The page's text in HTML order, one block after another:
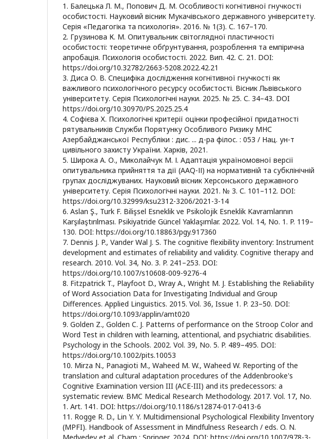
1. Балецька Л. М., Попович Д. М. Особливості когнітивної гнучкості
особистості. Науковий вісник Мукачівського державного університету.
Серія «Педагогіка та психологія». 2016. № 1(3). С. 167–170.
2. Грузинова К. М. Опитувальник світоглядної пластичності
особистості: теоретичне обґрунтування, розроблення та емпірична
апробація. Психологія особистості. 2022. Вип. 42. С. 21. DOI:
https://doi.org/10.32782/2663-5208.2022.42.21
3. Диса О. В. Специфіка дослідження когнітивної гнучкості як
важливого психологічного ресурсу особистості. Вісник Львівського
університету. Серія Психологічні науки. 2025. № 25. С. 34–43. DOI
https://doi.org/10.30970/PS.2025.25.4
4. Софієва Х. Психологічні критерії оцінки професійної придатності
рятувальників Служби Порятунку Особливого Ризику МНС
Азербайджанської Республіки : дис. ... д-ра філос. : 053 / Нац. ун-т
цивільного захисту України. Харків, 2021.
5. Широка А. О., Миколайчук М. І. Адаптація україномовної версії
опитувальника прийняття та дії (ААQ-ІІ) на нормативній та субклінічній
групах досліджуваних. Науковий вісник Херсонського державного
університету. Серія Психологічні науки. 2021. № 3. С. 101–112. DOI:
https://doi.org/10.32999/ksu2312-3206/2021-3-14
6. Aslan Ş., Turk F. Bilişsel Esneklik ve Psikolojik Esneklik Kavramlarının
Karşılaştırılması. Psikiyatride Güncel Yaklaşımlar. 2022. Vol. 14, No. 1. P. 119–
130. DOI: https://doi.org/10.18863/pgy.917360
7. Dennis J. P., Vander Wal J. S. The cognitive flexibility inventory: Instrument
development and estimates of reliability and validity. Cognitive therapy and
research. 2010. Vol. 34, No. 3. P. 241–253. DOI:
https://doi.org/10.1007/s10608-009-9276-4
8. Fitzpatrick T., Playfoot D., Wray A., Wright M. J. Establishing the Reliability
of Word Association Data for Investigating Individual and Group
Differences. Applied Linguistics. 2015. Vol. 36, Issue 1. P. 23–50. DOI:
https://doi.org/10.1093/applin/amt020
9. Golden Z., Golden C. J. Patterns of performance on the Stroop Color and
Word Test in children with learning, attentional, and psychiatric disabilities.
Psychology in the Schools. 2002. Vol. 39, No. 5. P. 489–495. DOI:
https://doi.org/10.1002/pits.10053
10. Mirza N., Panagioti M., Waheed M. W., Waheed W. Reporting of the
translation and cultural adaptation procedures of the Addenbrooke's
Cognitive Examination version III (ACE-III) and its predecessors: a
systematic review. BMC Medical Research Methodology. 2017. Vol. 17, No.
1. Art. 141. DOI: https://doi.org/10.1186/s12874-017-0413-6
11. Rogge R. D., Lin Y. Y. Multidimensional Psychological Flexibility Inventory
(MPFI). Handbook of Assessment in Mindfulness Research / eds. O. N.